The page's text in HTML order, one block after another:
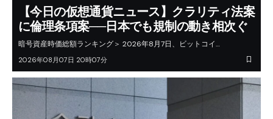
【今日の仮想通貨ニュース】クラリティ法案
に倫理条項案──日本でも規制の動き相次ぐ
暗号資産時価総額ランキング＞ 2026年8月7日、ビットコイ…
2026年08月07日 20時07分